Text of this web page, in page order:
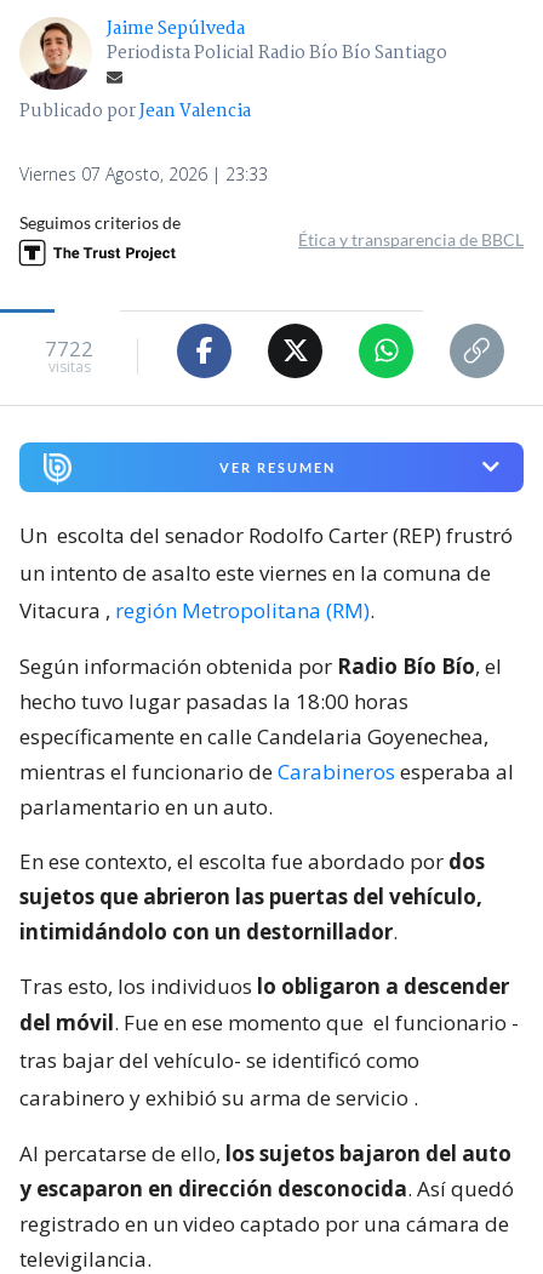
Jaime Sepúlveda
Periodista Policial Radio Bío Bío Santiago
Publicado porJean Valencia
Viernes 07 Agosto, 2026 | 23:33
Seguimos criterios de
Ética y transparencia de BBCL
7722
visitas
VER RESUMEN
Un escolta del senador Rodolfo Carter (REP) frustró
un intento de asalto este viernes en la comuna de
Vitacura , región Metropolitana (RM).
Según información obtenida por Radio Bío Bío, el
hecho tuvo lugar pasadas la 18:00 horas
específicamente en calle Candelaria Goyenechea,
mientras el funcionario deCarabineros esperaba al
parlamentario en un auto.
En ese contexto, el escolta fue abordado por dos
sujetos que abrieron las puertas del vehículo,
intimidándolo con un destornillador.
Tras esto, los individuos lo obligaron a descender
del móvil. Fue en ese momento que el funcionario -
tras bajar del vehículo- se identificó como
carabinero y exhibió su arma de servicio .
Al percatarse de ello, los sujetos bajaron del auto
y escaparon en dirección desconocida. Así quedó
registrado en un video captado por una cámara de
televigilancia.